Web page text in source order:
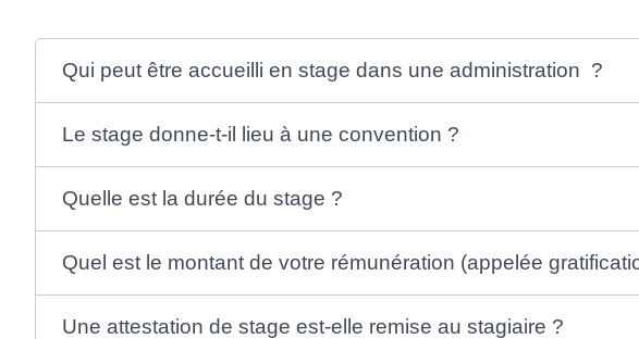
Qui peut être accueilli en stage dans une administration ?
Le stage donne-t-il lieu à une convention ?
Quelle est la durée du stage ?
Quel est le montant de votre rémunération (appelée
Une attestation de stage est-elle remise au stagiaire ?